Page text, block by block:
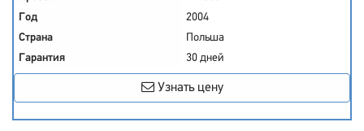
Год
2004
Страна
Польша
Гарантия
30 дней
Узнать цену